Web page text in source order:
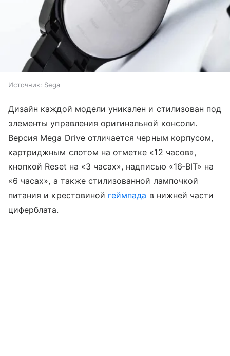
Источник: Sega
Дизайн каждой модели уникален и стилизован под
элементы управления оригинальной консоли.
Версия Mega Drive отличается черным корпусом,
картриджным слотом на отметке «12 часов»,
кнопкой Reset на «3 часах», надписью «16‑BIT» на
«6 часах», а также стилизованной лампочкой
питания и крестовиной геймпада в нижней части
циферблата.